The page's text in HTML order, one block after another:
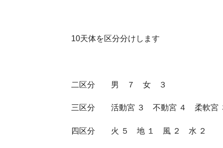
10天体を区分分けします
二区分 男 ７ 女 ３
三区分 活動宮 ３ 不動宮 ４ 柔軟宮
四区分 火 ５ 地 １ 風 ２ 水 ２